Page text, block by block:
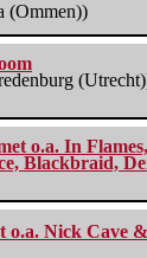
(Ommen))
o.a. In
Blackbraid,
o.a. Nick Cave